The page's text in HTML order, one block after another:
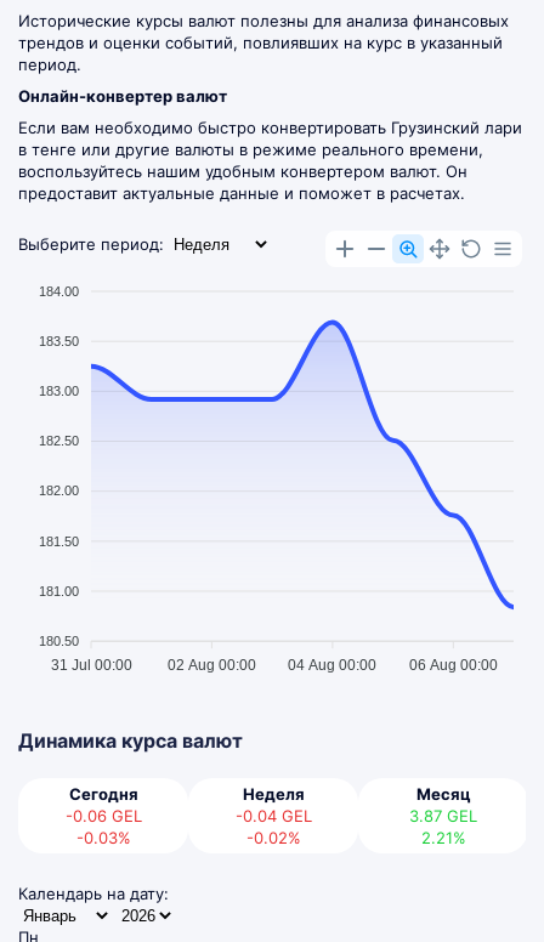
Исторические курсы валют полезны для анализа финансовых
трендов и оценки событий, повлиявших на курс в указанный
период.
Онлайн-конвертер валют
Если вам необходимо быстро конвертировать Грузинский лари
в тенге или другие валюты в режиме реального времени,
воспользуйтесь нашим удобным конвертером валют. Он
предоставит актуальные данные и поможет в расчетах.
Выберите период:
184.00
183.50
183.00
182.50
182.00
181.50
181.00
180.50
31 Jul 00:00 02 Aug 00:00 04 Aug 00:00 06 Aug 00:00
Динамика курса валют
Сегодня
-0.06 GEL
-0.03%
Неделя
-0.04 GEL
-0.02%
Месяц
3.87 GEL
2.21%
Календарь на дату:
Пн